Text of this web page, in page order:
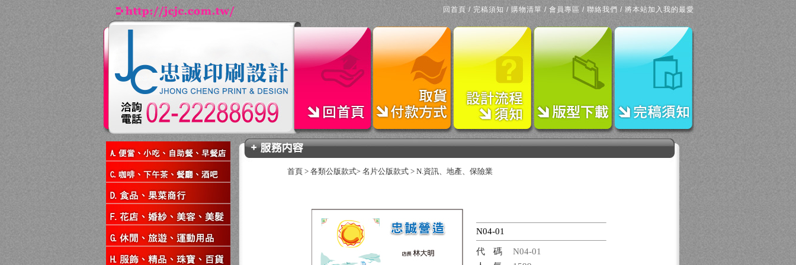
回首頁 /完稿須知 / 購物清單 / 會員專區 / 聯絡我們 / 將本站加入我的最愛
首頁 > 各類公版款式> 名片公版款式 > N.資訊、地產、保險業
N04-01
代碼
N04-01